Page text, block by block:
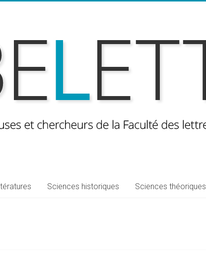
Sciences historiques Sciences théoriques